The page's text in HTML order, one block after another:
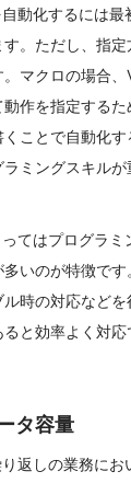
動化するには最
。ただし、指定
マクロの場合、
作を指定する
ことで自動化す
ミングスキル
てはプログラミ
いのが特徴で
時の対応など
と効率よく対応
タ容量
返しの業務にお